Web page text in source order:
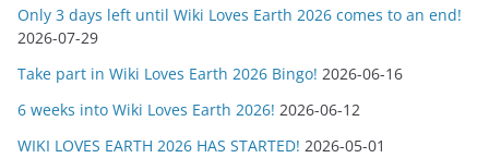
о
р
ї
Only 3 days left until Wiki Loves Earth 2026 comes to an end!
2026-07-29
Take part in Wiki Loves Earth 2026 Bingo! 2026-06-16
6 weeks into Wiki Loves Earth 2026! 2026-06-12
WIKI LOVES EARTH 2026 HAS STARTED! 2026-05-01